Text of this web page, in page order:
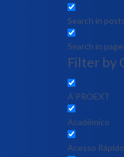
Search in
Search in
Filter by
A PROEXT
Acadêmico
Acesso Rápido